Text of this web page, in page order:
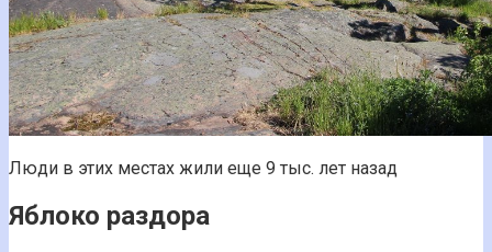
Люди в этих местах жили еще 9 тыс. лет назад
Яблоко раздора